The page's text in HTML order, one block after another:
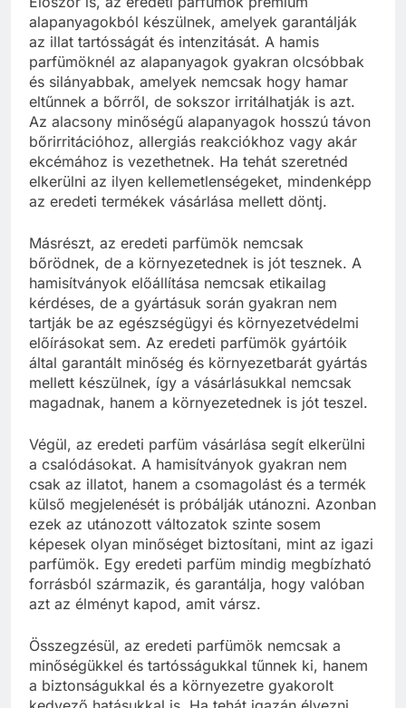
alapanyagokból készülnek, amelyek garantálják
az illat tartósságát és intenzitását. A hamis
parfümöknél az alapanyagok gyakran olcsóbbak
és silányabbak, amelyek nemcsak hogy hamar
eltűnnek a bőrről, de sokszor irritálhatják is azt.
Az alacsony minőségű alapanyagok hosszú távon
bőrirritációhoz, allergiás reakciókhoz vagy akár
ekcémához is vezethetnek. Ha tehát szeretnéd
elkerülni az ilyen kellemetlenségeket, mindenképp
az eredeti termékek vásárlása mellett döntj.
Másrészt, az eredeti parfümök nemcsak
bőrödnek, de a környezetednek is jót tesznek. A
hamisítványok előállítása nemcsak etikailag
kérdéses, de a gyártásuk során gyakran nem
tartják be az egészségügyi és környezetvédelmi
előírásokat sem. Az eredeti parfümök gyártóik
által garantált minőség és környezetbarát gyártás
mellett készülnek, így a vásárlásukkal nemcsak
magadnak, hanem a környezetednek is jót teszel.
Végül, az eredeti parfüm vásárlása segít elkerülni
a csalódásokat. A hamisítványok gyakran nem
csak az illatot, hanem a csomagolást és a termék
külső megjelenését is próbálják utánozni. Azonban
ezek az utánozott változatok szinte sosem
képesek olyan minőséget biztosítani, mint az igazi
parfümök. Egy eredeti parfüm mindig megbízható
forrásból származik, és garantálja, hogy valóban
azt az élményt kapod, amit vársz.
Összegzésül, az eredeti parfümök nemcsak a
minőségükkel és tartósságukkal tűnnek ki, hanem
a biztonságukkal és a környezetre gyakorolt